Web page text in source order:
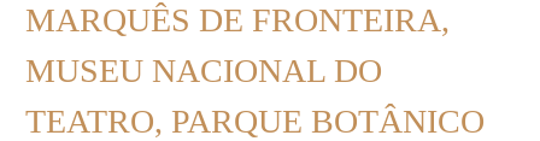
MARQUÊS DE FRONTEIRA,
MUSEU NACIONAL DO
TEATRO, PARQUE BOTÂNICO